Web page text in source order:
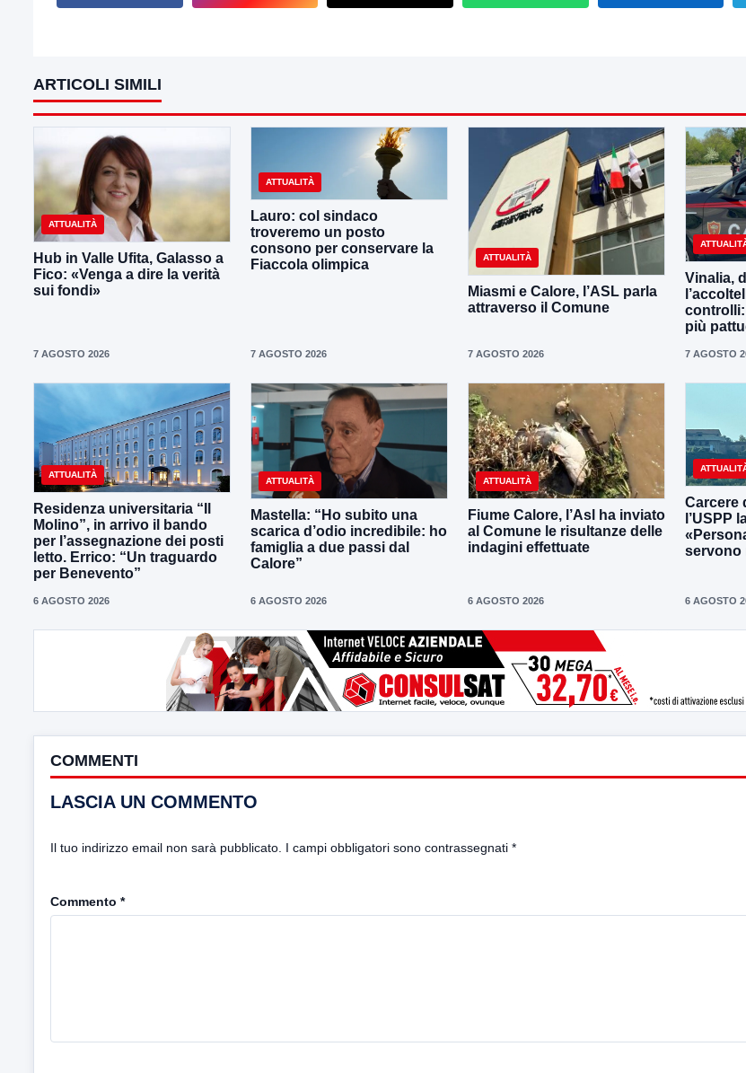
ARTICOLI SIMILI
ATTUALITÀ
Hub in Valle Ufita, Galasso a
Fico: «Venga a dire la verità
sui fondi»
7 AGOSTO 2026
ATTUALITÀ
Lauro: col sindaco
troveremo un posto
consono per conservare la
Fiaccola olimpica
7 AGOSTO 2026
ATTUALITÀ
Miasmi e Calore, l’ASL parla
attraverso il Comune
7 AGOSTO 2026
Vinalia,
più
7 AGOSTO
ATTUALITÀ
Residenza universitaria “Il
Molino”, in arrivo il bando
per l’assegnazione dei posti
letto. Errico: “Un traguardo
per Benevento”
6 AGOSTO 2026
ATTUALITÀ
Mastella: “Ho subito una
scarica d’odio incredibile: ho
famiglia a due passi dal
Calore”
6 AGOSTO 2026
ATTUALITÀ
Fiume Calore, l’Asl ha inviato
al Comune le risultanze delle
indagini effettuate
6 AGOSTO 2026
Carcere
l’USPP
servono
6 AGOSTO
COMMENTI
LASCIA UN COMMENTO
Il tuo indirizzo email non sarà pubblicato. I campi obbligatori sono contrassegnati *
Commento *